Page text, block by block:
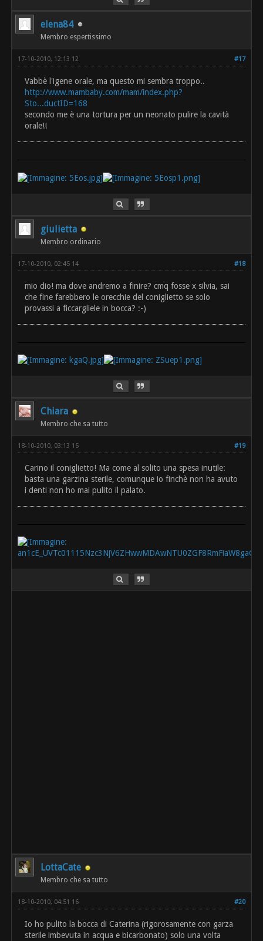
elena84
Membro espertissimo
#17
17-10-2010, 12:13 12
Vabbè l'igene orale, ma questo mi sembra troppo..
http://www.mambaby.com/mam/index.php?
Sto...ductID=168
secondo me è una tortura per un neonato pulire la cavità
orale!!
giulietta
Membro ordinario
#18
17-10-2010, 02:45 14
mio dio! ma dove andremo a finire? cmq fosse x silvia, sai
che fine farebbero le orecchie del coniglietto se solo
provassi a ficcargliele in bocca? :-)
Chiara
Membro che sa tutto
#19
18-10-2010, 03:13 15
Carino il coniglietto! Ma come al solito una spesa inutile:
basta una garzina sterile, comunque io finchè non ha avuto
i denti non ho mai pulito il palato.
LottaCate
Membro che sa tutto
#20
18-10-2010, 04:51 16
Io ho pulito la bocca di Caterina (rigorosamente con garza
sterile imbevuta in acqua e bicarbonato) solo una volta